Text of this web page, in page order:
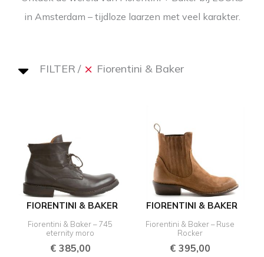
in Amsterdam – tijdloze laarzen met veel karakter.
FILTER Fiorentini & Baker
FIORENTINI & BAKER
Fiorentini & Baker – 745
eternity moro
€385,00
FIORENTINI & BAKER
Fiorentini & Baker – Ruse
Rocker
€ 395,00